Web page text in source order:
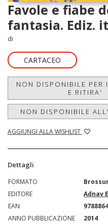
Favole e fiabe
fantasia. Ediz.
di
CARTACEO
NON DISPONIBILE PER
E RITIRA'
NON DISPONIBILE
AGGIUNGI ALLA WISHLIST
Dettagli
FORMATO
EDITORE
Adnav
EAN
ANNO PUBBLICAZIONE
2014